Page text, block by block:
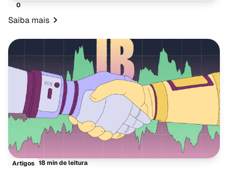
0
Saiba mais
Artigos 18 min de leitura